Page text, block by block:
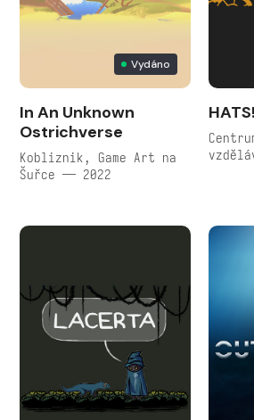
Vydáno
In An Unknown
Ostrichverse
Kobliznik, Game Art na
Šuřce — 2022
HATS!